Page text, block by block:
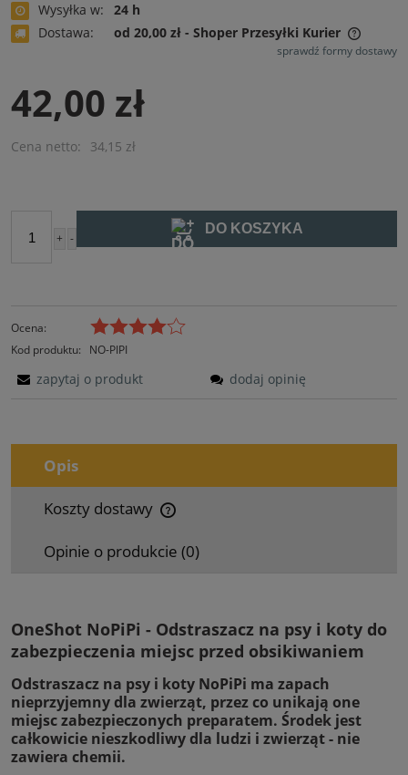
Wysyłka w:
24 h
Dostawa:
od 20,00 zł - Shoper Przesyłki Kurier
Cena nie zawiera ewentualnych kosztów płatnościsprawdź formy dostawy
42,00 zł
Cena netto: 34,15 zł
+ -
DO KOSZYKA
Ocena:
Kod produktu:
NO-PIPI
zapytaj o produkt dodaj opinię
Opis
Koszty dostawy
Cena nie zawiera ewentualnych kosztów płatności
Opinie o produkcie (0)
OneShot NoPiPi - Odstraszacz na psy i koty do
zabezpieczenia miejsc przed obsikiwaniem
Odstraszacz na psy i koty NoPiPi ma zapach
nieprzyjemny dla zwierząt, przez co unikają one
miejsc zabezpieczonych preparatem. Środek jest
całkowicie nieszkodliwy dla ludzi i zwierząt - nie
zawiera chemii.